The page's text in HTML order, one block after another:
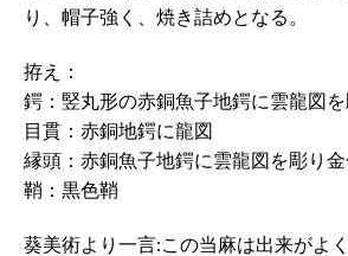
り、帽子強く、焼き詰めとなる。
拵え：
鍔：竪丸形の赤銅魚子地鍔に雲龍図
目貫：赤銅地鍔に龍図
縁頭：赤銅魚子地鍔に雲龍図を彫り
鞘：黒色鞘
葵美術より一言:この当麻は出来がよ